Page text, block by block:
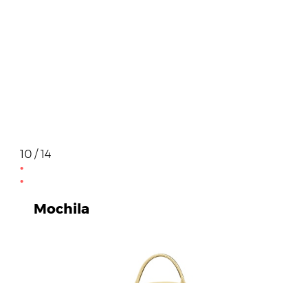
10 / 14
Mochila